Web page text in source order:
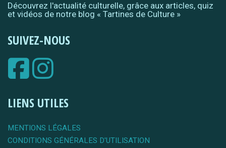
Découvrez l'actualité culturelle, grâce aux articles, quiz
et vidéos de notre blog « Tartines de Culture »
SUIVEZ-NOUS
LIENS UTILES
MENTIONS LÉGALES
CONDITIONS GÉNÉRALES D'UTILISATION